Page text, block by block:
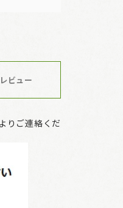
ビュー
りご連絡くだ